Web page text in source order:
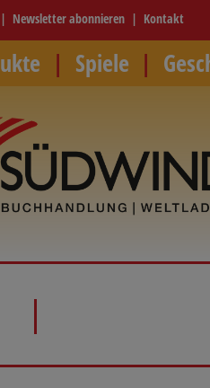
Newsletter abonnieren Kontakt
Spiele